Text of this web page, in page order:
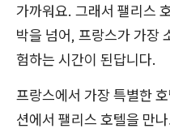
가까워요. 그래서 팰리스
박을 넘어, 프랑스가 가장
험하는 시간이 된답니다.
프랑스에서 가장 특별한
션에서 팰리스 호텔을 만